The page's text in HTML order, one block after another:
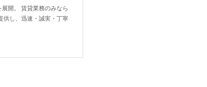
開。 賃貸業務のみなら
供し、迅速・誠実・丁寧